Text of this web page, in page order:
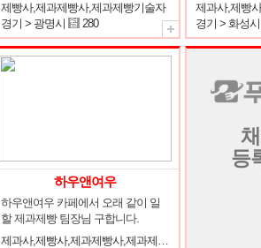
제빵사,제과제빵사,제과제빵기술자
경기 > 광명시
280
경기 > 화성시
하우앤여우
하우앤여우 카페에서 오래 같이 일
할 제과제빵 팀장님 구합니다.
제과사,제빵사,제과제빵사,제과제빵장,파티쉐(파티시에),제과제빵기술자,제과제빵강사
등